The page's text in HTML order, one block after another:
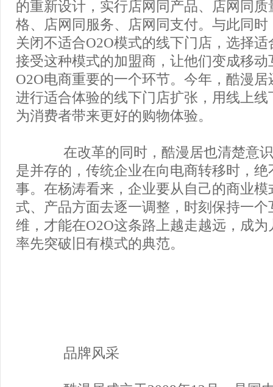
的重新设计，实行店网同产品、店网同质
格、店网同服务、店网同支付。与此同时
关闭不适合O2O模式的线下门店，选择
接受这种模式的加盟商，让他们变成移动
O2O电商重要的一个环节。今年，酷漫
进行适合体验的线下门店扩张，用线上线
为消费者带来更好的购物体验。
在改革的同时，酷漫居也清楚意识
是并存的，传统企业在向电商转移时，绝
事。在杨涛看来，企业要从自己的商业模
式、产品方面去逐一调整，时刻保持一个
维，才能在O2O这条路上越走越远，成
率先突破旧有模式的典范。
品牌风采